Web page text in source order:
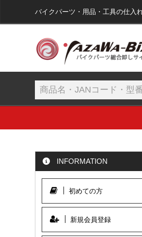
バイクパーツ・用品・工具の仕入
INFORMATION
初めての方
新規会員登録